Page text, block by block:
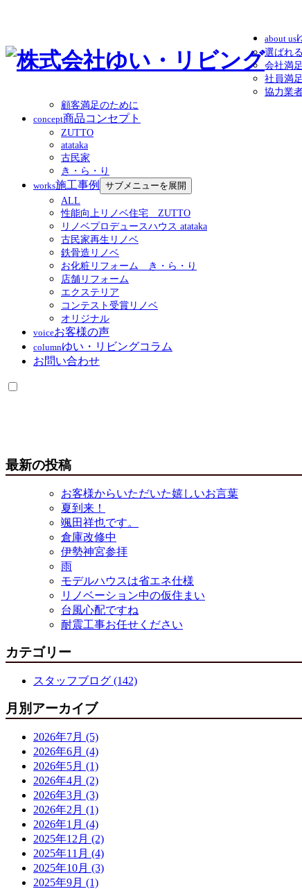
about us
選ばれ
会社満
社員満
協力業
顧客満足のために
concept商品コンセプト
ZUTTO
atataka
古民家
き・ら・り
works施工事例
サブメニューを展開
ALL
性能向上リノベ住宅 ZUTTO
リノベプロデュースハウス atataka
古民家再生リノベ
鉄骨造リノベ
お化粧リフォーム き・ら・り
店舗リフォーム
エクステリア
コンテスト受賞リノベ
オリジナル
voiceお客様の声
columnゆい・リビングコラム
お問い合わせ
最新の投稿
お客様からいただいた嬉しいお言葉
夏到来！
颯田祥也です。
倉庫改修中
伊勢神宮参拝
雨
モデルハウスは省エネ仕様
リノベーション中の仮住まい
台風心配ですね
耐震工事お任せください
カテゴリー
スタッフブログ (142)
月別アーカイブ
2026年7月 (5)
2026年6月 (4)
2026年5月 (1)
2026年4月 (2)
2026年3月 (3)
2026年2月 (1)
2026年1月 (4)
2025年12月 (2)
2025年11月 (4)
2025年10月 (3)
2025年9月 (1)